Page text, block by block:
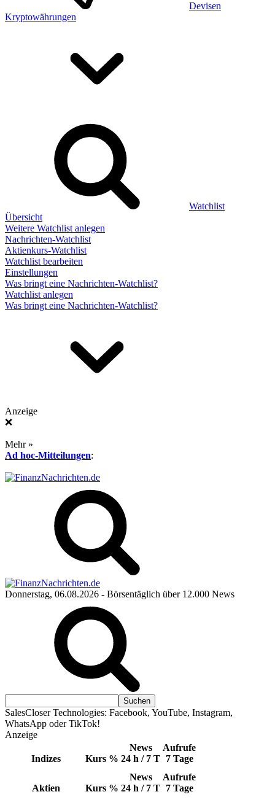
Devisen
Kryptowährungen
Watchlist
Übersicht
Weitere Watchlist anlegen
Nachrichten-Watchlist
Aktienkurs-Watchlist
Watchlist bearbeiten
Einstellungen
Was bringt eine Nachrichten-Watchlist?
Watchlist anlegen
Was bringt eine Nachrichten-Watchlist?
Anzeige
❌
Mehr »
Ad hoc-Mitteilungen:
Donnerstag, 06.08.2026 - Börsentäglich über 12.000 News
SalesCloser Technologies: Facebook, YouTube, Instagram,
WhatsApp oder TikTok!
Anzeige
Indizes Kurs %
News
24 h / 7 T
Aufrufe
7 Tage
Aktien Kurs %
News
24 h / 7 T
Aufrufe
7 Tage